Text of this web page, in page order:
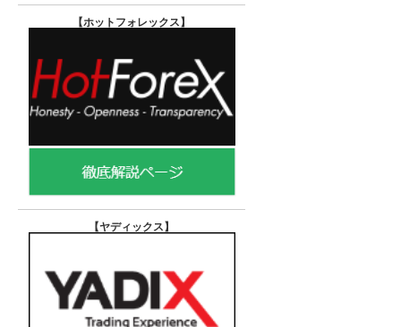
【ホットフォレックス 】
【ヤディックス 】